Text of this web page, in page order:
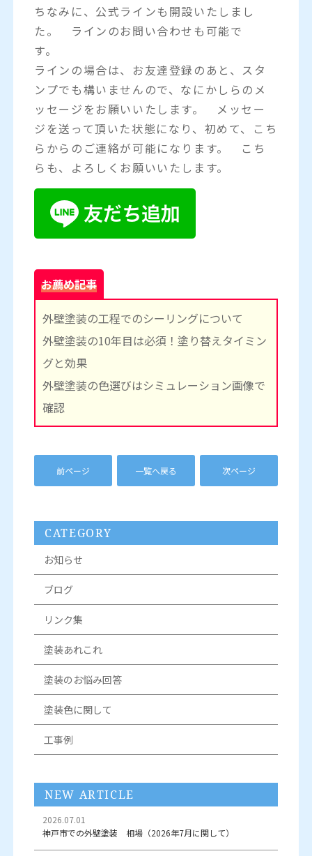
ちなみに、公式ラインも開設いたしまし
た。 ラインのお問い合わせも可能で
す。
ラインの場合は、お友達登録のあと、スタ
ンプでも構いませんので、なにかしらのメ
ッセージをお願いいたします。 メッセー
ジを送って頂いた状態になり、初めて、こち
らからのご連絡が可能になります。 こち
らも、よろしくお願いいたします。
お薦め記事
外壁塗装の工程でのシーリングについて
外壁塗装の10年目は必須！塗り替えタイミン
グと効果
外壁塗装の色選びはシミュレーション画像で
確認
前ページ 一覧へ戻る 次ページ
CATEGORY
お知らせ
ブログ
リンク集
塗装あれこれ
塗装のお悩み回答
塗装色に関して
工事例
NEW ARTICLE
2026.07.01
神戸市での外壁塗装 相場（2026年7月に関して）